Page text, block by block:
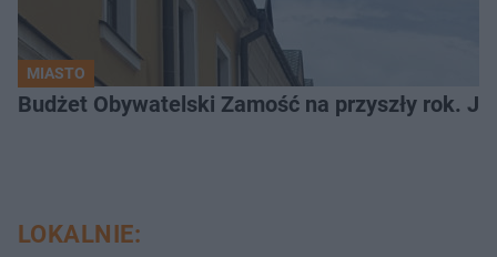
MIASTO
LOKALNIE: